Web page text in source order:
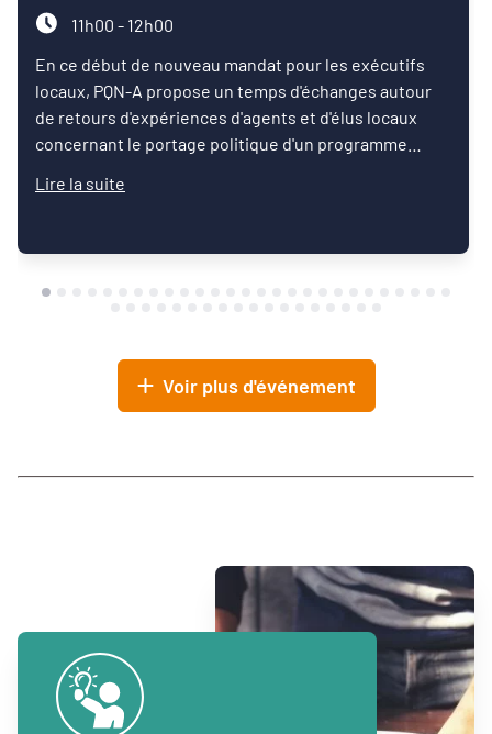
11h00 - 12h00
En ce début de nouveau mandat pour les exécutifs
locaux, PQN-A propose un temps d'échanges autour
de retours d'expériences d'agents et d'élus locaux
concernant le portage politique d'un programme
Lire la suite
Voir plus d'événement